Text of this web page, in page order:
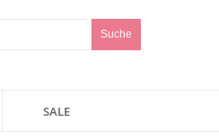
Suche
SALE